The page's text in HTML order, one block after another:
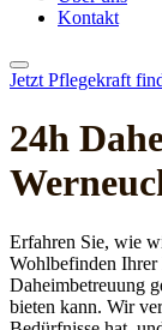
Kontakt
Jetzt Pflegekraft
24h
Erfahren Sie, wie
Wohlbefinden Ihrer
Daheimbetreuung
bieten kann. Wir